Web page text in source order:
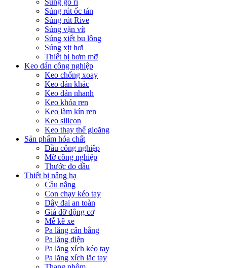
Súng gõ rỉ
Súng rút ốc tán
Súng rút Rive
Súng vặn vít
Súng xiết bu lông
Súng xịt hơi
Thiết bị bơm mỡ
Keo dán công nghiệp
Keo chống xoay
Keo dán khác
Keo dán nhanh
Keo khóa ren
Keo làm kín ren
Keo silicon
Keo thay thế gioăng
Sản phẩm hóa chất
Dầu công nghiệp
Mỡ công nghiệp
Thước đo dầu
Thiết bị nâng hạ
Cầu nâng
Con chạy kéo tay
Dây đai an toàn
Giá đỡ động cơ
Mễ kê xe
Pa lăng cân bằng
Pa lăng điện
Pa lăng xích kéo tay
Pa lăng xích lắc tay